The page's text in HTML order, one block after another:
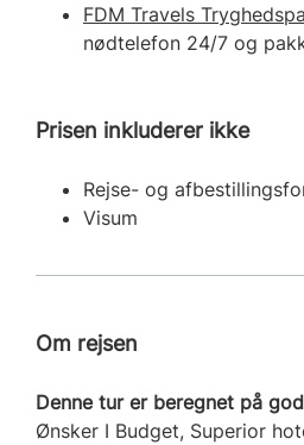
FDM Travels
nødtelefon 24/7 og
Prisen inkluderer ikke
Rejse- og
Visum
Om rejsen
Denne tur er beregnet på
Ønsker I Budget, Superior